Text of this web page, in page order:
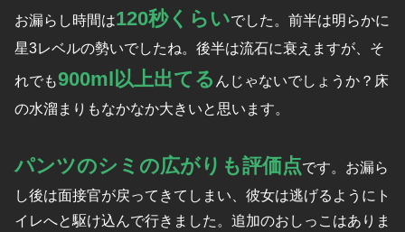
お漏らし時間は120秒くらいでした。前半は明らかに
星3レベルの勢いでしたね。後半は流石に衰えますが、そ
れでも900ml以上出てる んじゃないでしょうか？床
の水溜まりもなかなか大きいと思います。
パンツのシミの広がりも評価点です。お漏ら
し後は面接官が戻ってきてしまい、彼女は逃げるようにト
イレへと駆け込んで行きました。追加のおしっこはありま